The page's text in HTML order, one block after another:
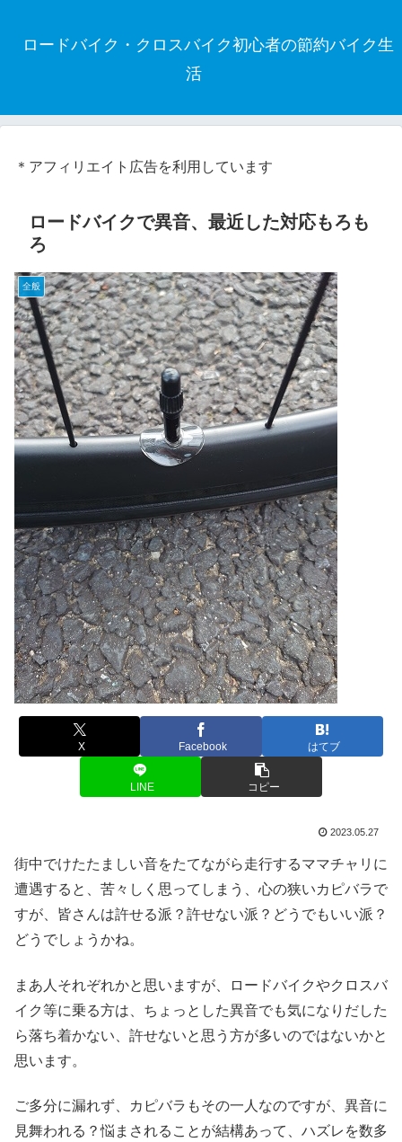
ロードバイク・クロスバイク初心者の節約バイク生
活
＊アフィリエイト広告を利用しています
ロードバイクで異音、最近した対応もろも
ろ
全般
X Facebook はてブ
LINE コピー
2023.05.27
街中でけたたましい音をたてながら走行するママチャリに
遭遇すると、苦々しく思ってしまう、心の狭いカピバラで
すが、皆さんは許せる派？許せない派？どうでもいい派？
どうでしょうかね。
まあ人それぞれかと思いますが、ロードバイクやクロスバ
イク等に乗る方は、ちょっとした異音でも気になりだした
ら落ち着かない、許せないと思う方が多いのではないかと
思います。
ご多分に漏れず、カピバラもその一人なのですが、異音に
見舞われる？悩まされることが結構あって、ハズレを数多